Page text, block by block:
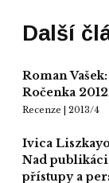
Další
Roman Vašek:
Ročenka
Recenze | 2013/4
Ivica
Nad
přístupy a